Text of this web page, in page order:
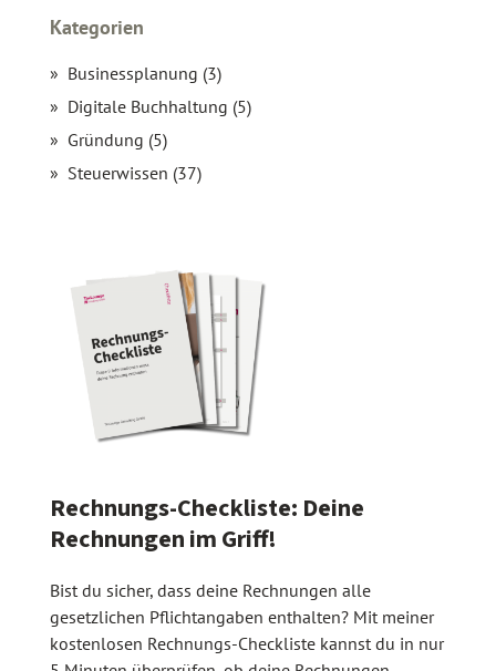
Kategorien
Businessplanung (3)
Digitale Buchhaltung (5)
Gründung (5)
Steuerwissen (37)
Rechnungs-Checkliste: Deine
Rechnungen im Griff!
Bist du sicher, dass deine Rechnungen alle
gesetzlichen Pflichtangaben enthalten? Mit meiner
kostenlosen Rechnungs-Checkliste kannst du in nur